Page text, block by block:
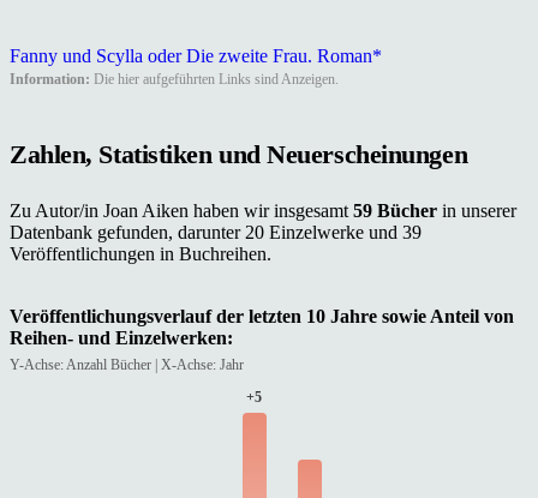
Fanny und Scylla oder Die zweite Frau. Roman*
Information: Die hier aufgeführten Links sind Anzeigen.
Zahlen, Statistiken und Neuerscheinungen
Zu Autor/in Joan Aiken haben wir insgesamt 59 Bücher in unserer
Datenbank gefunden, darunter 20 Einzelwerke und 39
Veröffentlichungen in Buchreihen.
Veröffentlichungsverlauf der letzten 10 Jahre sowie Anteil von
Reihen- und Einzelwerken:
Y-Achse: Anzahl Bücher | X-Achse: Jahr
+5